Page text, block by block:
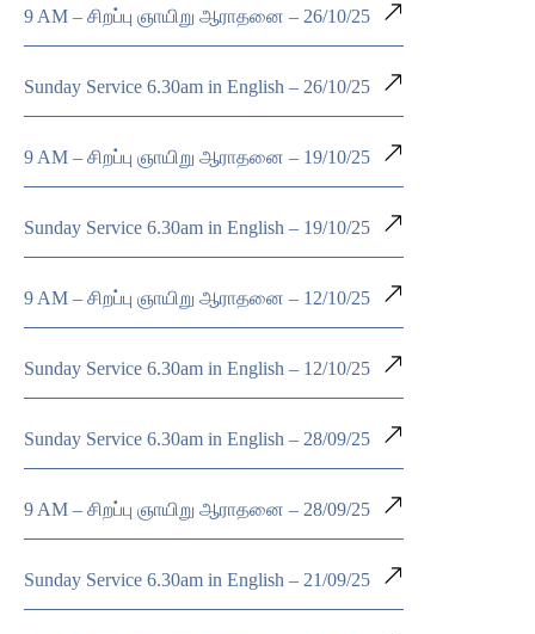
9 AM – சிறப்பு ஞாயிறு ஆராதனை – 26/10/25
Sunday Service 6.30am in English – 26/10/25
9 AM – சிறப்பு ஞாயிறு ஆராதனை – 19/10/25
Sunday Service 6.30am in English – 19/10/25
9 AM – சிறப்பு ஞாயிறு ஆராதனை – 12/10/25
Sunday Service 6.30am in English – 12/10/25
Sunday Service 6.30am in English – 28/09/25
9 AM – சிறப்பு ஞாயிறு ஆராதனை – 28/09/25
Sunday Service 6.30am in English – 21/09/25